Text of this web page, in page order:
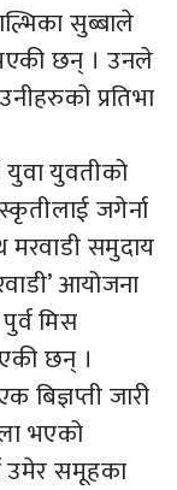
सुब्बाले
भएकी छन् । उनले
प्रतिभा
युवतीको
जगेर्ना
मरवाडी समुदाय
आयोजना
मिस
छन् ।
जारी
भएको
उमेर समूहका